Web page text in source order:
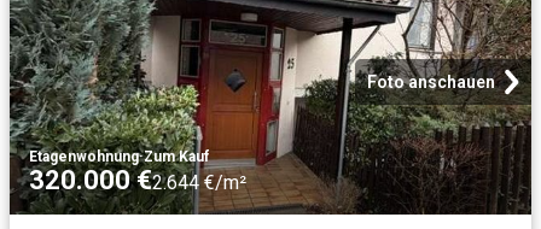
Foto anschauen
Etagenwohnung·Zum Kauf
320.000 €2.644 €/m²